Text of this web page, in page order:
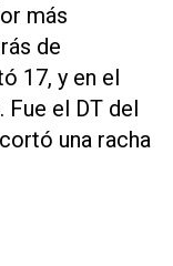
más
de
17, y en el
Fue el DT del
una racha